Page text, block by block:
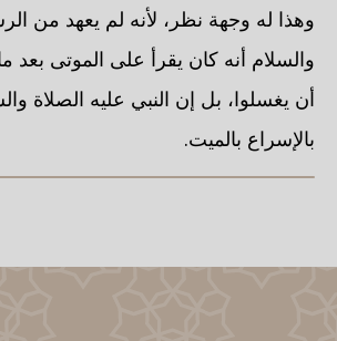
وهذا له وجهة نظر، لأنه لم يعهد من
والسلام أنه كان يقرأ على الموتى بعد
أن يغسلوا، بل إن النبي عليه الصلاة
بالإسراع بالميت.